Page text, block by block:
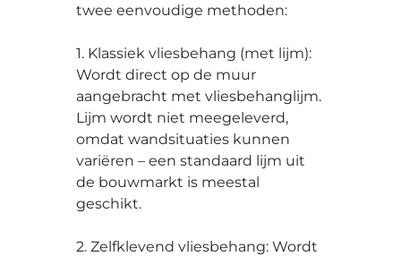
twee eenvoudige methoden:
1. Klassiek vliesbehang (met lijm):
Wordt direct op de muur
aangebracht met vliesbehanglijm.
Lijm wordt niet meegeleverd,
omdat wandsituaties kunnen
variëren – een standaard lijm uit
de bouwmarkt is meestal
geschikt.
2. Zelfklevend vliesbehang: Wordt